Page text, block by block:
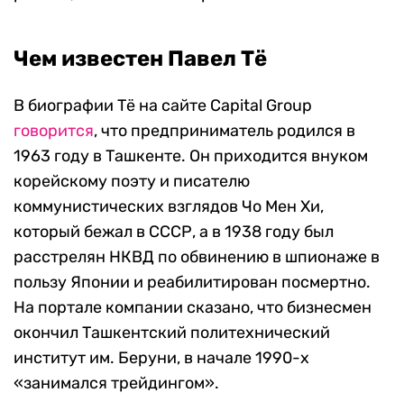
Чем известен Павел Тё
В биографии Тё на сайте Capital Group
говорится, что предприниматель родился в
1963 году в Ташкенте. Он приходится внуком
корейскому поэту и писателю
коммунистических взглядов Чо Мен Хи,
который бежал в СССР, а в 1938 году был
расстрелян НКВД по обвинению в шпионаже в
пользу Японии и реабилитирован посмертно.
На портале компании сказано, что бизнесмен
окончил Ташкентский политехнический
институт им. Беруни, в начале 1990-х
«занимался трейдингом».